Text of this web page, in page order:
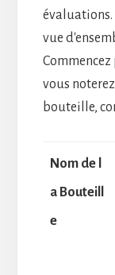
évaluations.
vue
vous
bouteille,
Nom de l
a Bouteill
e